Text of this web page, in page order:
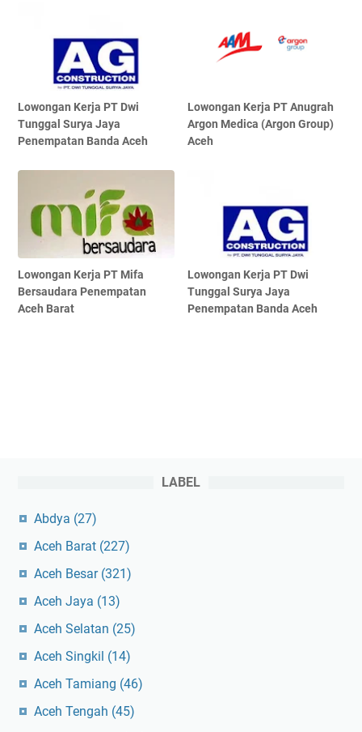
Lowongan Kerja PT Dwi
Tunggal Surya Jaya
Penempatan Banda Aceh
Lowongan Kerja PT Anugrah
Argon Medica (Argon Group)
Aceh
Lowongan Kerja PT Mifa
Bersaudara Penempatan
Aceh Barat
Lowongan Kerja PT Dwi
Tunggal Surya Jaya
Penempatan Banda Aceh
LABEL
Abdya (27)
Aceh Barat (227)
Aceh Besar (321)
Aceh Jaya (13)
Aceh Selatan (25)
Aceh Singkil (14)
Aceh Tamiang (46)
Aceh Tengah (45)